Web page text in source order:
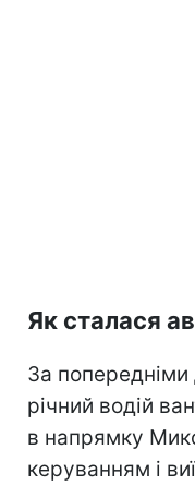
Як сталася
За
річний водій
в напрямку
керуванням і